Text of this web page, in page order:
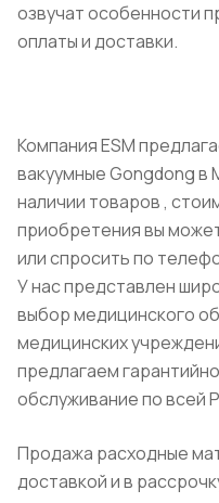
озвучат особенности
оплаты и доставки.
Компания ESM
вакуумные Gongdong
наличии товаров ,
приобретения вы
или спросить по
У нас представлен
выбор медицинского
медицинских
предлагаем
обслуживание по всей
Продажа расходные
доставкой и в